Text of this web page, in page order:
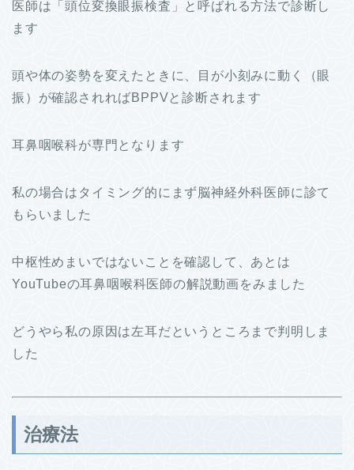
医師は「頭位変換眼振検査」と呼ばれる方法で診断し
ます
頭や体の姿勢を変えたときに、目が小刻みに動く（眼
振）が確認されればBPPVと診断されます
耳鼻咽喉科が専門となります
私の場合はタイミング的にまず脳神経外科医師に診て
もらいました
中枢性めまいではないことを確認して、あとは
YouTubeの耳鼻咽喉科医師の解説動画をみました
どうやら私の原因は左耳だというところまで判明しま
した
治療法